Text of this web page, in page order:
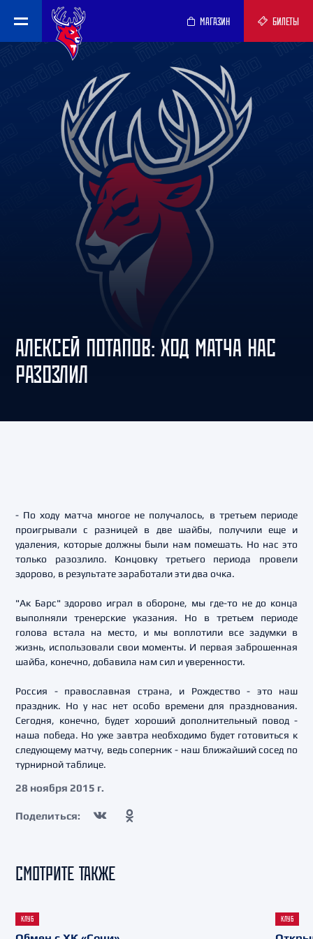
МАГАЗИН БИЛЕТЫ
АЛЕКСЕЙ ПОТАПОВ: ХОД МАТЧА НАС
РАЗОЗЛИЛ
- По ходу матча многое не получалось, в третьем периоде
проигрывали с разницей в две шайбы, получили еще и
удаления, которые должны были нам помешать. Но нас это
только разозлило. Концовку третьего периода провели
здорово, в результате заработали эти два очка.
"Ак Барс" здорово играл в обороне, мы где-то не до конца
выполняли тренерские указания. Но в третьем периоде
голова встала на место, и мы воплотили все задумки в
жизнь, использовали свои моменты. И первая заброшенная
шайба, конечно, добавила нам сил и уверенности.
Россия - православная страна, и Рождество - это наш
праздник. Но у нас нет особо времени для празднования.
Сегодня, конечно, будет хороший дополнительный повод -
наша победа. Но уже завтра необходимо будет готовиться к
следующему матчу, ведь соперник - наш ближайший сосед по
турнирной таблице.
28 ноября 2015 г.
Поделиться:
СМОТРИТЕ ТАКЖЕ
КЛУБ КЛУБ